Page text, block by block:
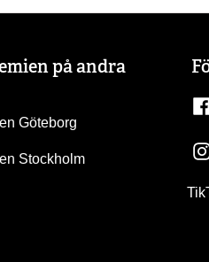
på andra
Göteborg
Stockholm